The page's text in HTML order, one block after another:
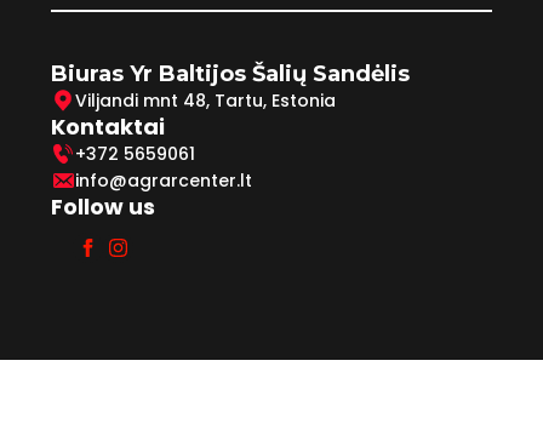
Biuras Yr Baltijos Šalių Sandėlis
Viljandi mnt 48, Tartu, Estonia
Kontaktai
+372 5659061
info@agrarcenter.lt
Follow us